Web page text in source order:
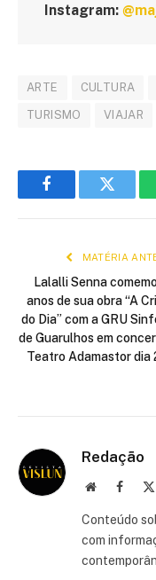
Instagram:
ARTE CULTURA
TURISMO VIAJAR
FacebookTwitter
MATÉRIA
Lalalli Senna
anos de sua obra “A
do Dia” com a GRU
de Guarulhos em
Teatro Adamastor dia
Redação
Site
Conteúdo
com